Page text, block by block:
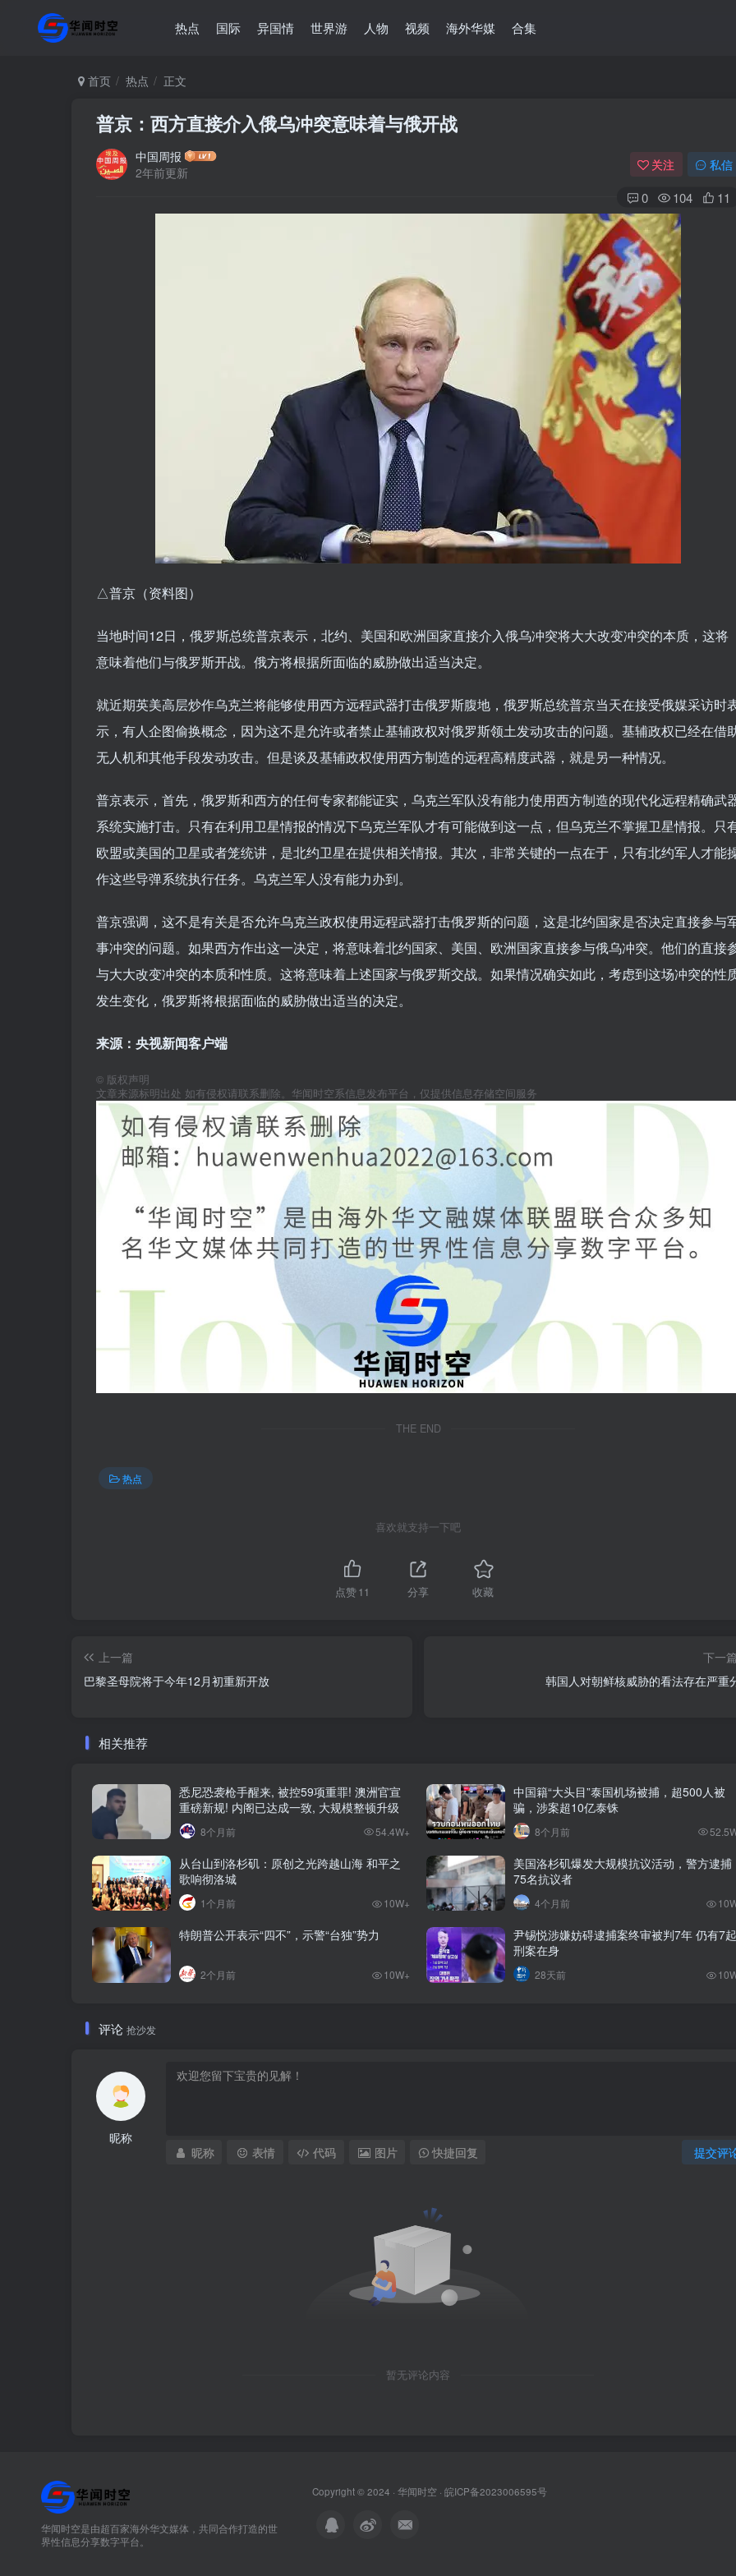
热点 国际 异国情 世界游 人物 视频 海外华媒 合集
首页 热点 正文
普京：西方直接介入俄乌冲突意味着与俄开战
中国周报
2年前更新
关注 私信
0 104 11
△普京（资料图）
当地时间12日，俄罗斯总统普京表示，北约、美国和欧洲国家直接介入俄乌冲突将大大改变冲突的本质，这将
意味着他们与俄罗斯开战。俄方将根据所面临的威胁做出适当决定。
就近期英美高层炒作乌克兰将能够使用西方远程武器打击俄罗斯腹地，俄罗斯总统普京当天在接受俄媒采访时
示，有人企图偷换概念，因为这不是允许或者禁止基辅政权对俄罗斯领土发动攻击的问题。基辅政权已经在借
无人机和其他手段发动攻击。但是谈及基辅政权使用西方制造的远程高精度武器，就是另一种情况。
普京表示，首先，俄罗斯和西方的任何专家都能证实，乌克兰军队没有能力使用西方制造的现代化远程精确武
系统实施打击。只有在利用卫星情报的情况下乌克兰军队才有可能做到这一点，但乌克兰不掌握卫星情报。只
欧盟或美国的卫星或者笼统讲，是北约卫星在提供相关情报。其次，非常关键的一点在于，只有北约军人才能
作这些导弹系统执行任务。乌克兰军人没有能力办到。
普京强调，这不是有关是否允许乌克兰政权使用远程武器打击俄罗斯的问题，这是北约国家是否决定直接参与
事冲突的问题。如果西方作出这一决定，将意味着北约国家、美国、欧洲国家直接参与俄乌冲突。他们的直接
与大大改变冲突的本质和性质。这将意味着上述国家与俄罗斯交战。如果情况确实如此，考虑到这场冲突的性
发生变化，俄罗斯将根据面临的威胁做出适当的决定。
来源：央视新闻客户端
© 版权声明
文章来源标明出处 如有侵权请联系删除。华闻时空系信息发布平台，仅提供信息存储空间服务
THE END
热点
喜欢就支持一下吧
点赞11 分享 收藏
上一篇
巴黎圣母院将于今年12月初重新开放
下一篇
韩国人对朝鲜核威胁的看法存在严重
相关推荐
悉尼恐袭枪手醒来, 被控59项重罪! 澳洲官宣
重磅新规! 内阁已达成一致, 大规模整顿升级
8个月前 54.4W+
中国籍“大头目”泰国机场被捕，超500人被
骗，涉案超10亿泰铢
8个月前
从台山到洛杉矶：原创之光跨越山海 和平之
歌响彻洛城
1个月前 10W+
美国洛杉矶爆发大规模抗议活动，警方逮捕
75名抗议者
4个月前
特朗普公开表示“四不”，示警“台独”势力
2个月前 10W+
尹锡悦涉嫌妨碍逮捕案终审被判7年 仍有7起
刑案在身
28天前
评论 抢沙发
昵称
提交评
昵称 表情 代码 图片 快捷回复
暂无评论内容
华闻时空是由超百家海外华文媒体，共同合作打造的世
界性信息分享数字平台。
Copyright © 2024 · 华闻时空 · 皖ICP备2023006595号